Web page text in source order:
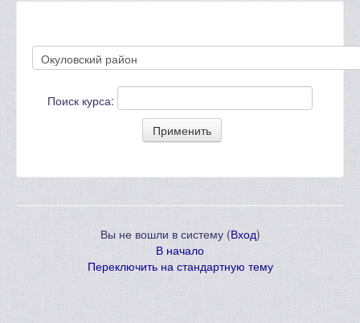
Поиск курса:
Вы не вошли в систему (Вход)
В начало
Переключить на стандартную тему